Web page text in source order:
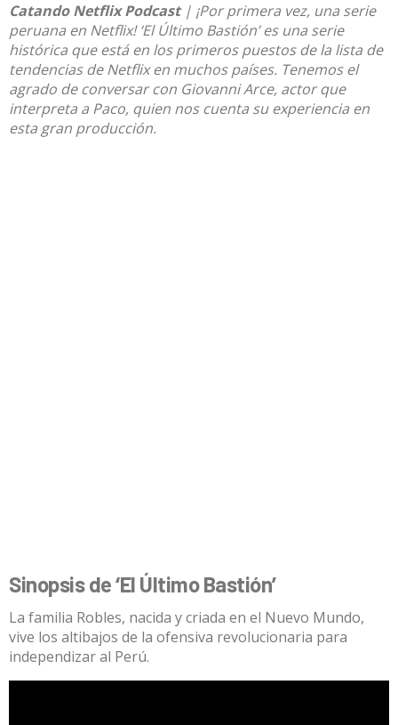
Catando Netflix Podcast | ¡Por primera vez, una serie
peruana en Netflix! ‘El Último Bastión’ es una serie
histórica que está en los primeros puestos de la lista de
tendencias deNetflixen muchos países. Tenemos el
agrado de conversar con Giovanni Arce, actor que
interpreta a Paco, quien nos cuenta su experiencia en
esta gran producción.
Sinopsis de ‘El Último Bastión’
La familia Robles, nacida y criada en el Nuevo Mundo,
vive los altibajos de la ofensiva revolucionaria para
independizar al Perú.